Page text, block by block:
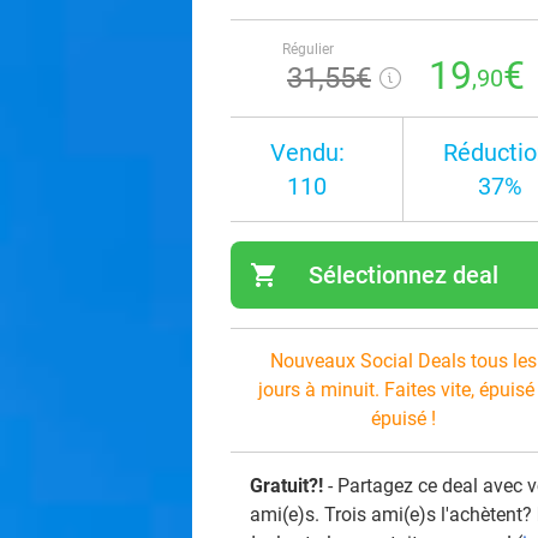
Régulier
31,55€ 19,90€
Vendu:
110
37%
shopping_cart Sélectionnez deal
Nouveaux Social Deals tous les
jours à minuit. Faites vite, épuisé
épuisé !
Gratuit?! - Partagez ce deal avec
ami(e)s. Trois ami(e)s l'achètent?